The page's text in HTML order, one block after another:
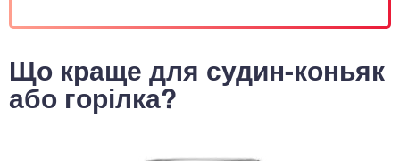
Що краще для судин-коньяк
або горілка?